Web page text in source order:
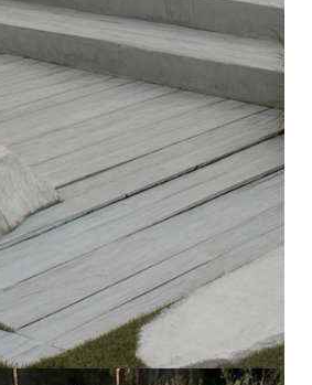
в Казани,
природные
уходом.
,
и грамотный
чтобы каждый
заранее и
без
для участков
небольшие